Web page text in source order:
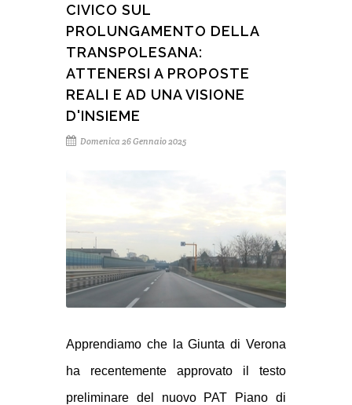
CIVICO SUL
PROLUNGAMENTO DELLA
TRANSPOLESANA:
ATTENERSI A PROPOSTE
REALI E AD UNA VISIONE
D'INSIEME
Domenica 26 Gennaio 2025
Apprendiamo che la Giunta di Verona
ha recentemente approvato il testo
preliminare del nuovo PAT Piano di